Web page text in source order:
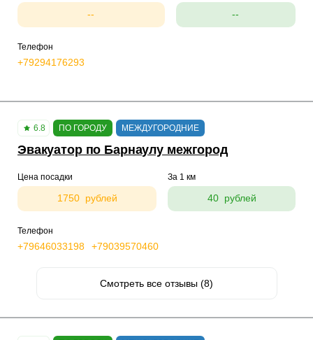
-- --
Телефон
+79294176293
6.8 ПО ГОРОДУ МЕЖДУГОРОДНИЕ
Эвакуатор по Барнаулу межгород
Цена посадки
1750 рублей
За 1 км
40 рублей
Телефон
+79646033198 +79039570460
Смотреть все отзывы (8)